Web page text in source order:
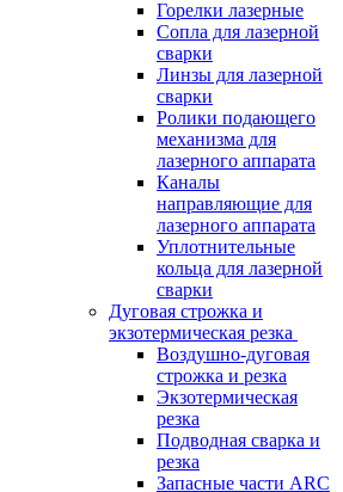
Горелки лазерные
Сопла для лазерной
сварки
Линзы для лазерной
сварки
Ролики подающего
механизма для
лазерного аппарата
Каналы
направляющие для
лазерного аппарата
Уплотнительные
кольца для лазерной
сварки
Дуговая строжка и
экзотермическая резка
Воздушно-дуговая
строжка и резка
Экзотермическая
резка
Подводная сварка и
резка
Запасные части ARC